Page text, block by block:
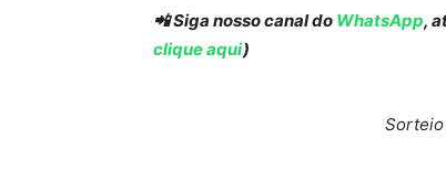
📲 Siga nosso canal do WhatsApp,
clique aqui)
Sorteio